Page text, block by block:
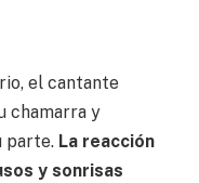
el cantante
chamarra y
parte. La reacción
y sonrisas